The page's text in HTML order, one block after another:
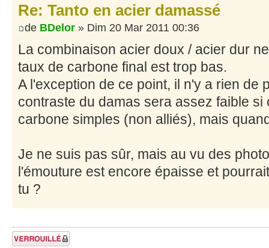
Re: Tanto en acier damassé
de BDelor » Dim 20 Mar 2011 00:36
La combinaison acier doux / acier dur
taux de carbone final est trop bas.
A l'exception de ce point, il n'y a rien de
contraste du damas sera assez faible si
carbone simples (non alliés), mais
Je ne suis pas sûr, mais au vu des
l'émouture est encore épaisse et
tu ?
Sujet verrouillé